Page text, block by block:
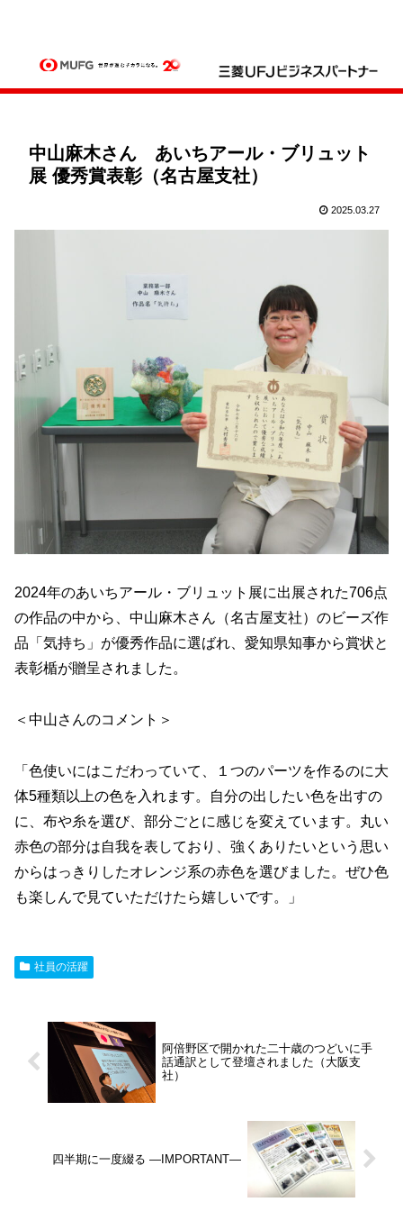
中山麻木さん あいちアール・ブリュット
展 優秀賞表彰（名古屋支社）
2025.03.27
2024年のあいちアール・ブリュット展に出展された706点
の作品の中から、中山麻木さん（名古屋支社）のビーズ作
品「気持ち」が優秀作品に選ばれ、愛知県知事から賞状と
表彰楯が贈呈されました。
＜中山さんのコメント＞
「色使いにはこだわっていて、１つのパーツを作るのに大
体5種類以上の色を入れます。自分の出したい色を出すの
に、布や糸を選び、部分ごとに感じを変えています。丸い
赤色の部分は自我を表しており、強くありたいという思い
からはっきりしたオレンジ系の赤色を選びました。ぜひ色
も楽しんで見ていただけたら嬉しいです。」
社員の活躍
阿倍野区で開かれた二十歳のつどいに手
話通訳として登壇されました（大阪支
社）
四半期に一度綴る ―IMPORTANT―